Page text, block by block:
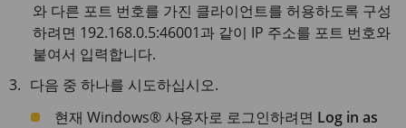
와 다른 포트 번호를 가진 클라이언트를 허용하도록 구성
하려면 192.168.0.5:46001과 같이 IP 주소를 포트 번호와
붙여서 입력합니다.
다음 중 하나를 시도하십시오.
현재 Windows® 사용자로 로그인하려면 Log in as